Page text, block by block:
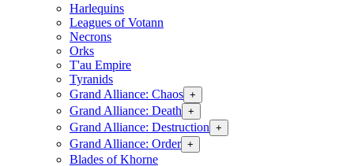
Harlequins
Leagues of Votann
Necrons
Orks
T'au Empire
Tyranids
Grand Alliance: Chaos +
Grand Alliance: Death +
Grand Alliance: Destruction +
Grand Alliance: Order +
Blades of Khorne